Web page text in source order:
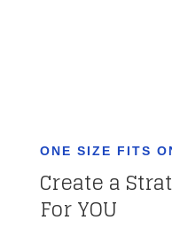
ONE SIZE FITS
Create a
For YOU